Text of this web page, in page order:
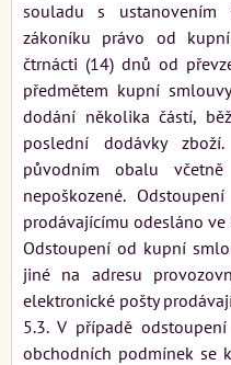
souladu s
zákoníku právo od
čtrnácti (14) dnů od
předmětem kupní
dodání několika částí,
poslední dodávky
původním obalu
nepoškozené.
prodávajícímu odesláno
Odstoupení od kupní
jiné na adresu
elektronické pošty
5.3. V případě
obchodních podmínek se